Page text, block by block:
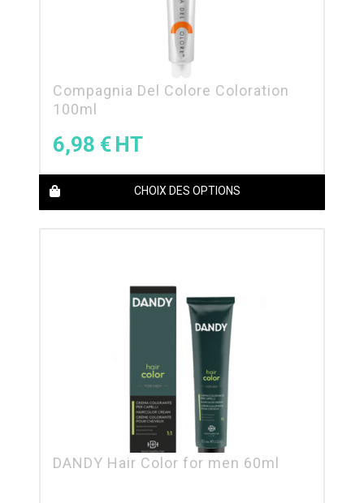
Compagnia Del Colore Coloration
100ml
6,98 €
CHOIX DES OPTIONS
DANDY Hair Color for men 60ml